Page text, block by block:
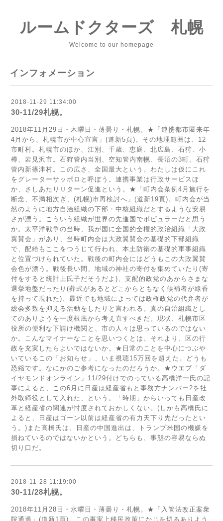
ルームドクターズ 札幌
Welcome to our homepage
インフォメーション
2018-11-29 11:34:00
30-11/29札幌。
2018年11月29日・木曜日・薄曇り・札幌。★「連携都市圏来年
4月から、札幌市が中心宣言」(道新5頁)。その地理範囲は、12
市町村。札幌市のほか、江別、千歳、恵庭、北広島、石狩、小
樽、岩見沢市。石狩管内当別、空知管内南幌、長沼の3町。石狩
管内新篠津村。この広さ、全国最大という。わたしは仮にこれ
をグレーターサッポロと呼ぼう。連携事業は行政サービスほ
か、さしあたりＵターン促進という。★「町内会条例4月施行を
断念、不満相次ぎ、(札幌)市再検討へ」(道新19頁)。町内会が当
然のように地方自治組織の下部・中核組織だとするような安易
さが漂う。こういう組織が世界の先進国でポピュラーだと思う
か。太平洋戦争の当時、我が国に全国的全権的政治組織「大政
翼賛会」があり、当時町内会は大政翼賛会の基礎的下部組織
で、配給もここをつうじて行われ、本土防衛の基礎的軍事組織
と位置づけられていた。戦後の町内会にはどうもこの大政翼賛
会色が漂う。戦後長い間、地域の神社の寄付を集めていたり(寄
付をすると統計上氏子だそうだよ)、支配的政党のあからさまな
選挙地盤だったり(葬式があるとどこからともなく候補者が線香
を持って現れた)、最近でも地域によっては政権政党の代弁者が
総会多数を抑える活動をしたりと言われる。真の自治組織とし
てのありようを一度根底から考え直すべきだ。現状、札幌市区
役所の便利な下請け機関と、市の人々は思っているのではない
か。こんなマイナーなことを思いつくとは。それより、区の行
政を充実したらよいではないか。★日常のことを中心につぶや
いているこの「お知らせ」、いま視聴15万回を超えた。どうも
恐縮です。なにかのご参考になったのだろうか。★ウエブ「ダ
イヤモンドオンライン」11/29付けでのっている高橋洋一氏の記
事によると、この6月に日産は経産省もと事務方ナンバー2を社
外取締役として入れた、という。「時期」からいっても日産改
革と経産省の関連が忖度されておかしくない。(しかも高橋氏に
よると、日産はゴーン以前は経産省の有力天下り先だったとい
う。)また高橋氏は、日産の中国進出は、トランプ米国の機嫌を
損ねているのではないかという。どちらも、事態の容易ならぬ
切り口だ。
2018-11-28 11:19:00
30-11/28札幌。
2018年11月28日・水曜日・薄曇り・札幌。★「入管法改正案衆
院通過」(道新1頁)。この事実上移民政策にかじを切るありよう